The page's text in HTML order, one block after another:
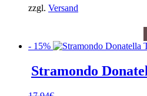
zzgl. Versand
- 15%
Stramondo